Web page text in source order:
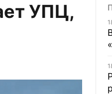
УПЦ,